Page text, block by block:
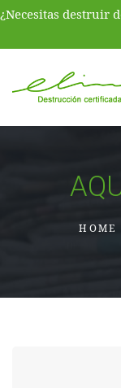
¿Necesitas destruir
HOME